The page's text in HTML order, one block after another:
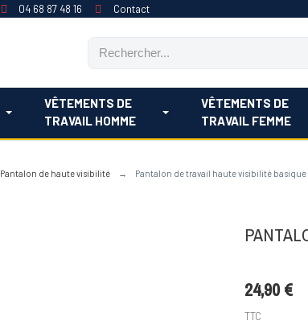
04 68 87 48 16 Contact
VÊTEMENTS DE
TRAVAIL HOMME
VÊTEMENTS DE
TRAVAIL FEMME
Pantalon de haute visibilité Pantalon de travail haute visibilité basique
24,90 €
TTC